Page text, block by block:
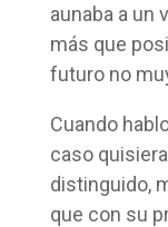
aunaba a un
más que
futuro no
Cuando
caso
distinguido,
que con su